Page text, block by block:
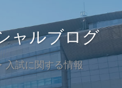
ャルブログ
入試に関する情報